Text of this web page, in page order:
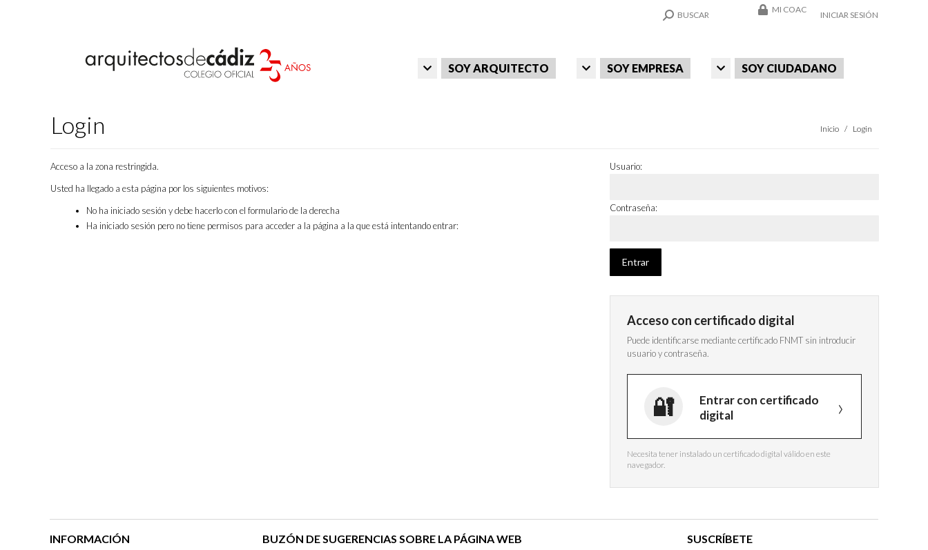
SEARCH:
BUSCAR
MI COAC
INICIAR SESIÓN
SOY ARQUITECTO SOY EMPRESA SOY CIUDADANO
Login Estás aquí:
Inicio Login
Acceso a la zona restringida.
Usted ha llegado a esta página por los siguientes motivos:
No ha iniciado sesión y debe hacerlo con el formulario de la derecha
Ha iniciado sesión pero no tiene permisos para acceder a la página a la que está intentando entrar:
Usuario:
Contraseña:
Acceso con certificado digital
Puede identificarse mediante certificado FNMT sin introducir
usuario y contraseña.
Entrar con certificado
digital
Necesita tener instalado un certificado digital válido en este
navegador.
INFORMACIÓN BUZÓN DE SUGERENCIAS SOBRE LA PÁGINA WEB SUSCRÍBETE